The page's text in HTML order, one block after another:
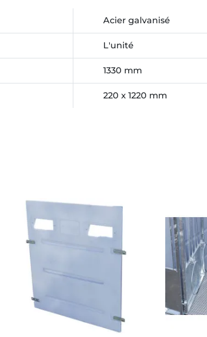
Acier galvanisé
L'unité
1330 mm
220 x 1220 mm